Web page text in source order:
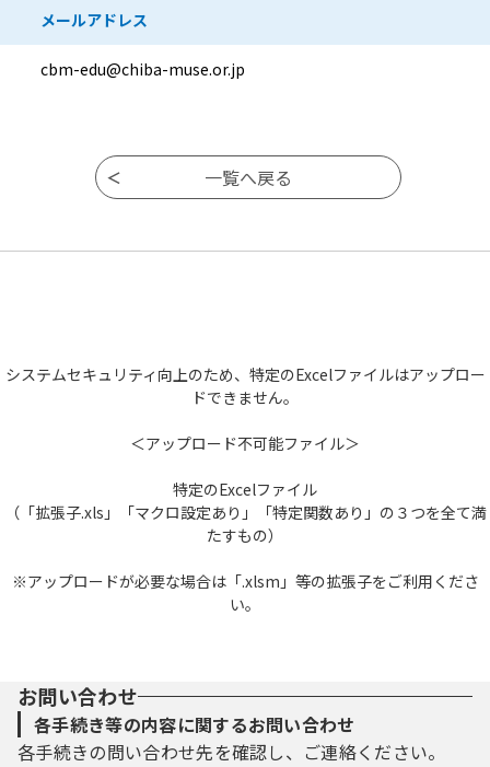
メールアドレス
cbm-edu@chiba-muse.or.jp
システムセキュリティ向上のため、特定のExcelファイルはアップロー
ドできません。
＜アップロード不可能ファイル＞
特定のExcelファイル
（「拡張子.xls」「マクロ設定あり」「特定関数あり」の３つを全て満
たすもの）
※アップロードが必要な場合は「.xlsm」等の拡張子をご利用くださ
い。
お問い合わせ
各手続き等の内容に関するお問い合わせ
各手続きの問い合わせ先を確認し、ご連絡ください。